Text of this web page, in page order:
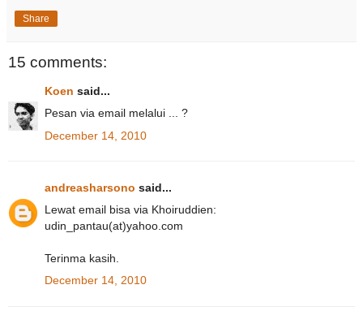
Share
15 comments:
Koen said...
Pesan via email melalui ... ?
December 14, 2010
andreasharsono said...
Lewat email bisa via Khoiruddien:
udin_pantau(at)yahoo.com
Terinma kasih.
December 14, 2010